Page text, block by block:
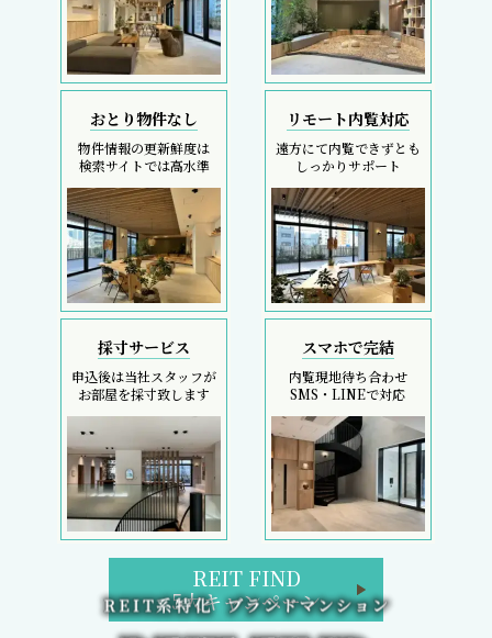
おとり物件なし
物件情報の更新鮮度は
検索サイトでは高水準
リモート内覧対応
遠方にて内覧できずとも
しっかりサポート
採寸サービス
申込後は当社スタッフが
お部屋を採寸致します
スマホで完結
内覧現地待ち合わせ
SMS・LINEで対応
REIT FIND
5大キャンペーン